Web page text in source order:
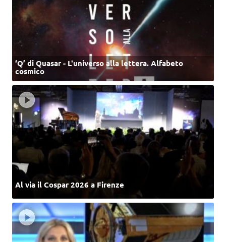
‘Q’ di Quasar - L'universo alla lettera. Alfabeto
cosmico
Al via il Cospar 2026 a Firenze